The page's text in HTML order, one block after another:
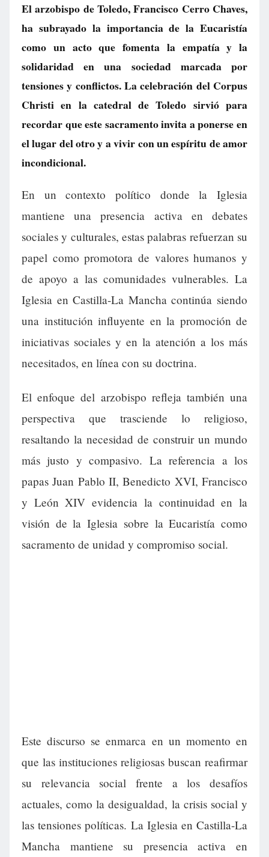
El arzobispo de Toledo, Francisco Cerro Chaves,
ha subrayado la importancia de la Eucaristía
como un acto que fomenta la empatía y la
solidaridad en una sociedad marcada por
tensiones y conflictos. La celebración del Corpus
Christi en la catedral de Toledo sirvió para
recordar que este sacramento invita a ponerse en
el lugar del otro y a vivir con un espíritu de amor
incondicional.
En un contexto político donde la Iglesia
mantiene una presencia activa en debates
sociales y culturales, estas palabras refuerzan su
papel como promotora de valores humanos y
de apoyo a las comunidades vulnerables. La
Iglesia en Castilla-La Mancha continúa siendo
una institución influyente en la promoción de
iniciativas sociales y en la atención a los más
necesitados, en línea con su doctrina.
El enfoque del arzobispo refleja también una
perspectiva que trasciende lo religioso,
resaltando la necesidad de construir un mundo
más justo y compasivo. La referencia a los
papas Juan Pablo II, Benedicto XVI, Francisco
y León XIV evidencia la continuidad en la
visión de la Iglesia sobre la Eucaristía como
sacramento de unidad y compromiso social.
Este discurso se enmarca en un momento en
que las instituciones religiosas buscan reafirmar
su relevancia social frente a los desafíos
actuales, como la desigualdad, la crisis social y
las tensiones políticas. La Iglesia en Castilla-La
Mancha mantiene su presencia activa en